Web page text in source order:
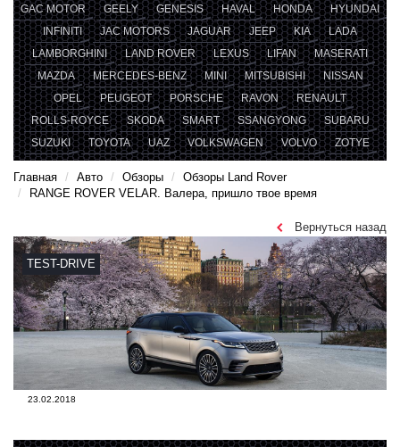
GAC MOTOR
GEELY GENESIS HAVAL HONDA
HYUNDAI
INFINITI
JAC MOTORS JAGUAR JEEP KIA
LADA
LAMBORGHINI
LAND ROVER LEXUS LIFAN
MASERATI
MAZDA
MERCEDES-BENZ MINI MITSUBISHI
NISSAN
OPEL
PEUGEOT PORSCHE RAVON
RENAULT
ROLLS-ROYCE
SKODA SMART SSANGYONG
SUBARU
SUZUKI
TOYOTA UAZ VOLKSWAGEN VOLVO ZOTYE
Главная Авто Обзоры
Обзоры Land Rover
RANGE ROVER VELAR. Валера, пришло твое время
Вернуться назад
TEST-DRIVE
23.02.2018